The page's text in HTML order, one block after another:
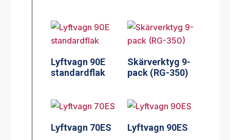
Lyftvagn 90E
standardflak
Skärverktyg 9-
pack (RG-350)
Lyftvagn 70ES Lyftvagn 90ES